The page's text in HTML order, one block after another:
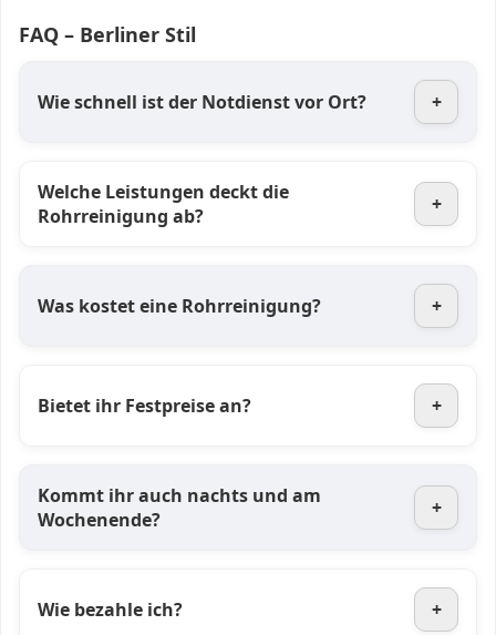
FAQ – Berliner Stil
Wie schnell ist der Notdienst vor Ort? +
Welche Leistungen deckt die
Rohrreinigung ab?
+
Was kostet eine Rohrreinigung? +
Bietet ihr Festpreise an? +
Kommt ihr auch nachts und am
Wochenende?
+
Wie bezahle ich? +